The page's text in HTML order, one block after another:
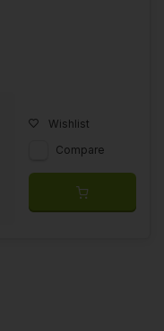
Wishlist
Compare